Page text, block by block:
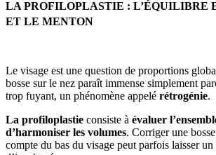
LA PROFILOPLASTIE : L’ÉQUILIBRE
ET LE MENTON
Le visage est une question de proportions
bosse sur le nez paraît immense simplement
trop fuyant, un phénomène appelé rétrogénie.
La profiloplastie consiste à évaluer
d’harmoniser les volumes. Corriger une
compte du bas du visage peut parfois laisser un